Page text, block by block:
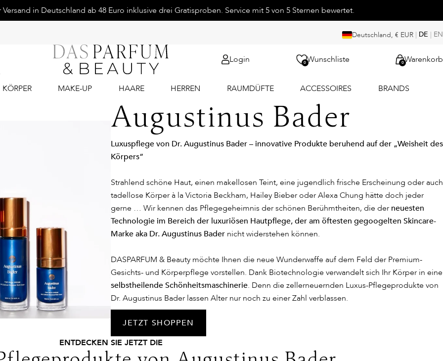
in Deutschland ab 48 Euro inklusive drei Gratisproben. Service mit 5 von 5 Sternen bewertet.
Deutschland, € EUR | DE | EN
Login 0Wunschliste 0Warenkorb
KÖRPER MAKE-UP HAARE HERREN RAUMDÜFTE ACCESSOIRES BRANDS
Augustinus Bader
Luxuspflege von Dr. Augustinus Bader – innovative Produkte beruhend auf der „Weisheit des
Körpers“
Strahlend schöne Haut, einen makellosen Teint, eine jugendlich frische Erscheinung oder auch
tadellose Körper à la Victoria Beckham, Hailey Bieber oder Alexa Chung hätte doch jeder
gerne … Wir kennen das Pflegegeheimnis der schönen Berühmtheiten, die der neuesten
Technologie im Bereich der luxuriösen Hautpflege, der am öftesten gegoogelten Skincare-
Marke aka Dr. Augustinus Bader nicht widerstehen können.
DASPARFUM & Beauty möchte Ihnen die neue Wunderwaffe auf dem Feld der Premium-
Gesichts- und Körperpflege vorstellen. Dank Biotechnologie verwandelt sich Ihr Körper in eine
selbstheilende Schönheitsmaschinerie. Denn die zellerneuernden Luxus-Pflegeprodukte von
Dr. Augustinus Bader lassen Alter nur noch zu einer Zahl verblassen.
JETZT SHOPPEN
ENTDECKEN SIE JETZT DIE